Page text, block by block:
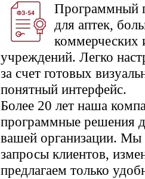
Программный
для аптек,
коммерческих
учреждений. Легко
за счет готовых
понятный интерфейс.
Более 20 лет наша
программные решения
вашей организации. Мы
запросы клиентов,
предлагаем только